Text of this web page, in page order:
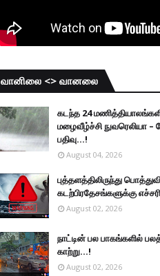
வானிலை <> வானலை
கடந்த 24
மழைவீழ்ச்சி நுவரெலியா –
பதிவு...!
August 04, 2026
புத்தளத்திலிருந்து
கடற்பிரதேசங்களுக்கு
August 02, 2026
நாட்டின் பல பாகங்களில்
காற்று...!
August 02, 2026